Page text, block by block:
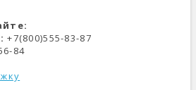
+7(800)555-83-87
84